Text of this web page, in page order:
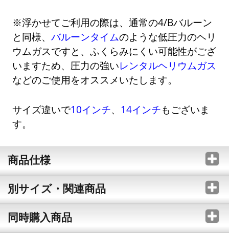
※浮かせてご利用の際は、通常の4/Bバルーン
と同様、バルーンタイムのような低圧力のヘリ
ウムガスですと、ふくらみにくい可能性がござ
いますため、圧力の強いレンタルヘリウムガス
などのご使用をオススメいたします。
サイズ違いで10インチ、 14インチもございま
す。
商品仕様
別サイズ・関連商品
同時購入商品